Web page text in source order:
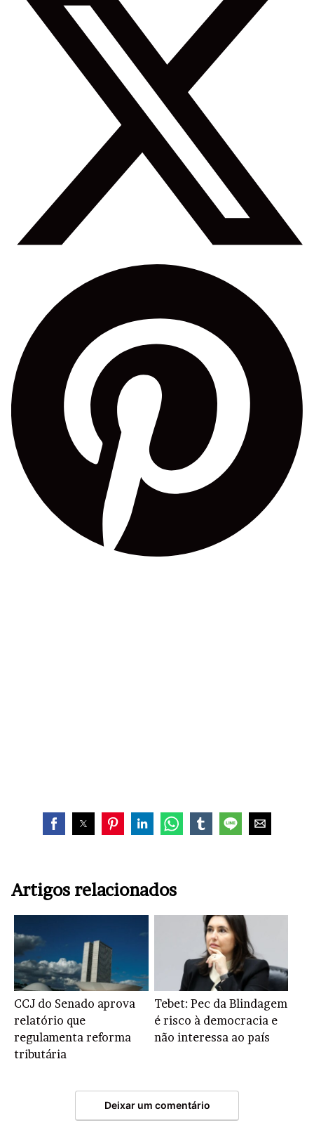
Artigos relacionados
CCJ do Senado aprova
relatório que
regulamenta reforma
tributária
Tebet: Pec da Blindagem
é risco à democracia e
não interessa ao país
Deixar um comentário